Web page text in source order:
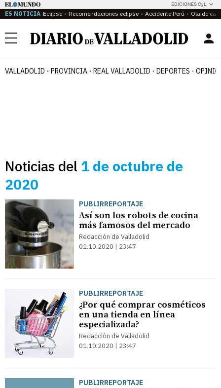
EDICIONES CyL
ES NOTICIA Eclipse Recomendaciones eclipse Accidente Perú Ola de
Menú
VALLADOLID PROVINCIA REAL VALLADOLID DEPORTES
Noticias del 1 de octubre de
2020
PUBLIRREPORTAJE
Así son los robots de cocina
más famosos del mercado
Redacción de Valladolid
01.10.2020 | 23:47
PUBLIRREPORTAJE
¿Por qué comprar cosméticos
en una tienda en línea
especializada?
Redacción de Valladolid
01.10.2020 | 23:47
PUBLIRREPORTAJE